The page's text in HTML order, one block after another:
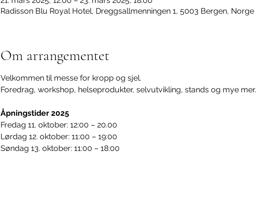
Radisson Blu Royal Hotel, Dreggsallmenningen 1, 5003 Bergen, Norge
Om arrangementet
Velkommen til messe for kropp og sjel.
Foredrag, workshop, helseprodukter, selvutvikling, stands og mye mer.
Åpningstider 2025
Fredag 11. oktober: 12:00 – 20.00
Lørdag 12. oktober: 11:00 – 19:00
Søndag 13. oktober: 11:00 – 18:00